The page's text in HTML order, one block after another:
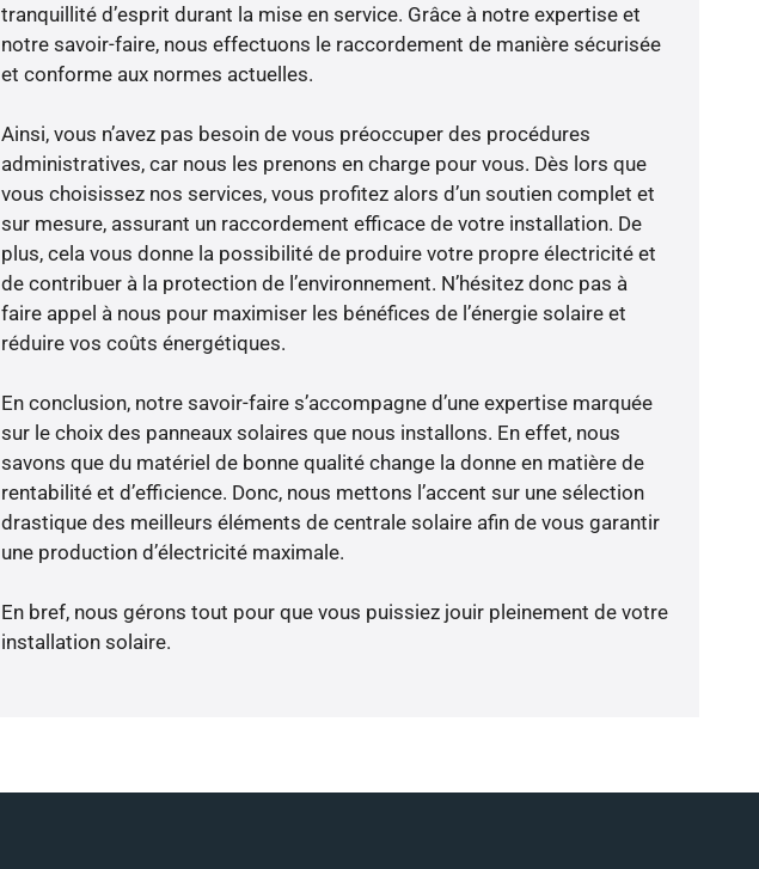
tranquillité d’esprit durant la mise en service. Grâce à notre expertise et
notre savoir-faire, nous effectuons le raccordement de manière sécurisée
et conforme aux normes actuelles.
Ainsi, vous n’avez pas besoin de vous préoccuper des procédures
administratives, car nous les prenons en charge pour vous. Dès lors que
vous choisissez nos services, vous profitez alors d’un soutien complet et
sur mesure, assurant un raccordement efficace de votre installation. De
plus, cela vous donne la possibilité de produire votre propre électricité et
de contribuer à la protection de l’environnement. N’hésitez donc pas à
faire appel à nous pour maximiser les bénéfices de l’énergie solaire et
réduire vos coûts énergétiques.
En conclusion, notre savoir-faire s’accompagne d’une expertise marquée
sur le choix des panneaux solaires que nous installons. En effet, nous
savons que du matériel de bonne qualité change la donne en matière de
rentabilité et d’efficience. Donc, nous mettons l’accent sur une sélection
drastique des meilleurs éléments de centrale solaire afin de vous garantir
une production d’électricité maximale.
En bref, nous gérons tout pour que vous puissiez jouir pleinement de votre
installation solaire.